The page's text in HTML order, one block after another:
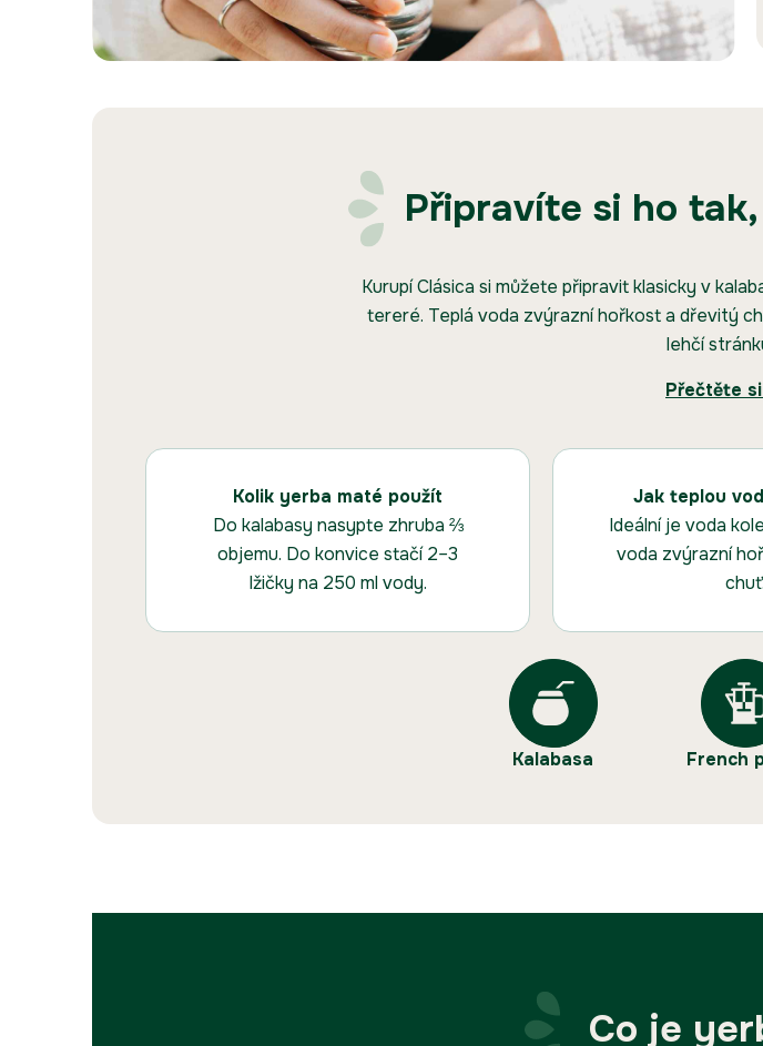
Připravíte si ho
Kurupí Clásica si můžete připravit klasicky v
tereré. Teplá voda zvýrazní hořkost a dřevitý
lehčí
Přečtěte
Kolik yerba maté použít
Do kalabasy nasypte zhruba ⅔
objemu. Do konvice stačí 2–3
lžičky na 250 ml vody.
Jak teplou
Ideální je voda
voda zvýrazní
chuť.
Kalabasa French
Co je